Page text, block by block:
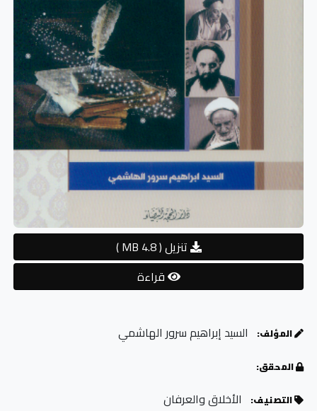
تنزيل( 4.8 MB )
قراءة
المؤلف: السيد إبراهيم سرور الهاشمي
المحقق:
التصنيف:
الأخلاق والعرفان